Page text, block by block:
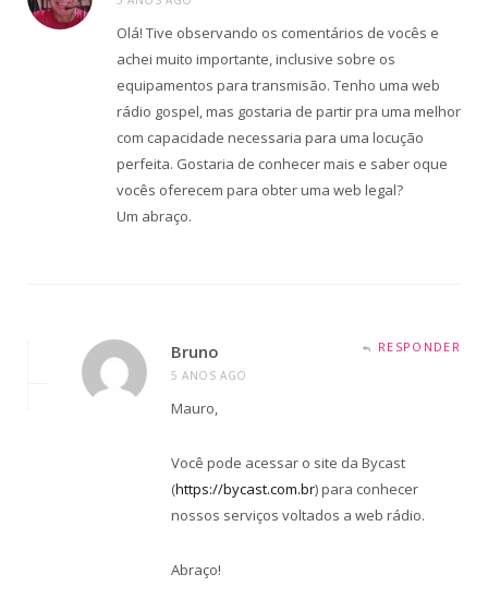
Olá! Tive observando os comentários de vocês e
achei muito importante, inclusive sobre os
equipamentos para transmisão. Tenho uma web
rádio gospel, mas gostaria de partir pra uma melhor
com capacidade necessaria para uma locução
perfeita. Gostaria de conhecer mais e saber oque
vocês oferecem para obter uma web legal?
Um abraço.
Bruno
5 ANOS AGO
RESPONDER
Mauro,
Você pode acessar o site da Bycast
(https://bycast.com.br) para conhecer
nossos serviços voltados a web rádio.
Abraço!